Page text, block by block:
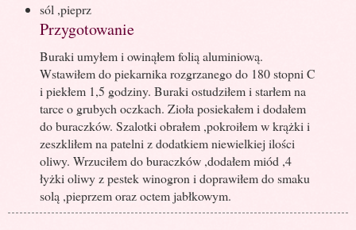
sól ,pieprz
Przygotowanie
Buraki umyłem i owinąłem folią aluminiową.
Wstawiłem do piekarnika rozgrzanego do 180 stopni C
i piekłem 1,5 godziny. Buraki ostudziłem i starłem na
tarce o grubych oczkach. Zioła posiekałem i dodałem
do buraczków. Szalotki obrałem ,pokroiłem w krążki i
zeszkliłem na patelni z dodatkiem niewielkiej ilości
oliwy. Wrzuciłem do buraczków ,dodałem miód ,4
łyżki oliwy z pestek winogron i doprawiłem do smaku
solą ,pieprzem oraz octem jabłkowym.